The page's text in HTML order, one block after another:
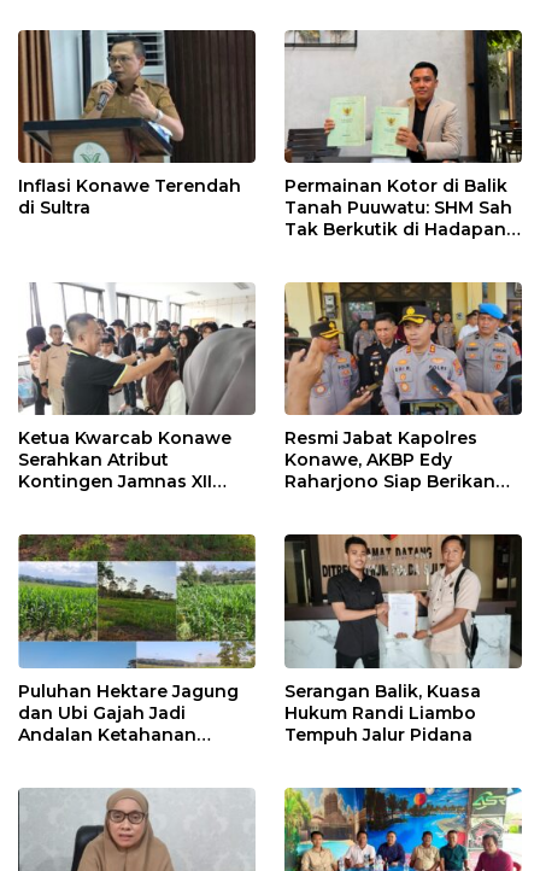
Inflasi Konawe Terendah
di Sultra
Permainan Kotor di Balik
Tanah Puuwatu: SHM Sah
Tak Berkutik di Hadapan
Ketua Kwarcab Konawe
Serahkan Atribut
Kontingen Jamnas XII
Resmi Jabat Kapolres
Konawe, AKBP Edy
Raharjono Siap Berikan
Puluhan Hektare Jagung
dan Ubi Gajah Jadi
Andalan Ketahanan
Serangan Balik, Kuasa
Hukum Randi Liambo
Tempuh Jalur Pidana